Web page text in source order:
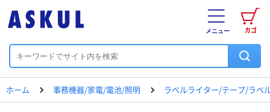
カゴ
メニュー
ホーム 事務機器/家電/電池/照明 ラベルライター/テープ/ラベ